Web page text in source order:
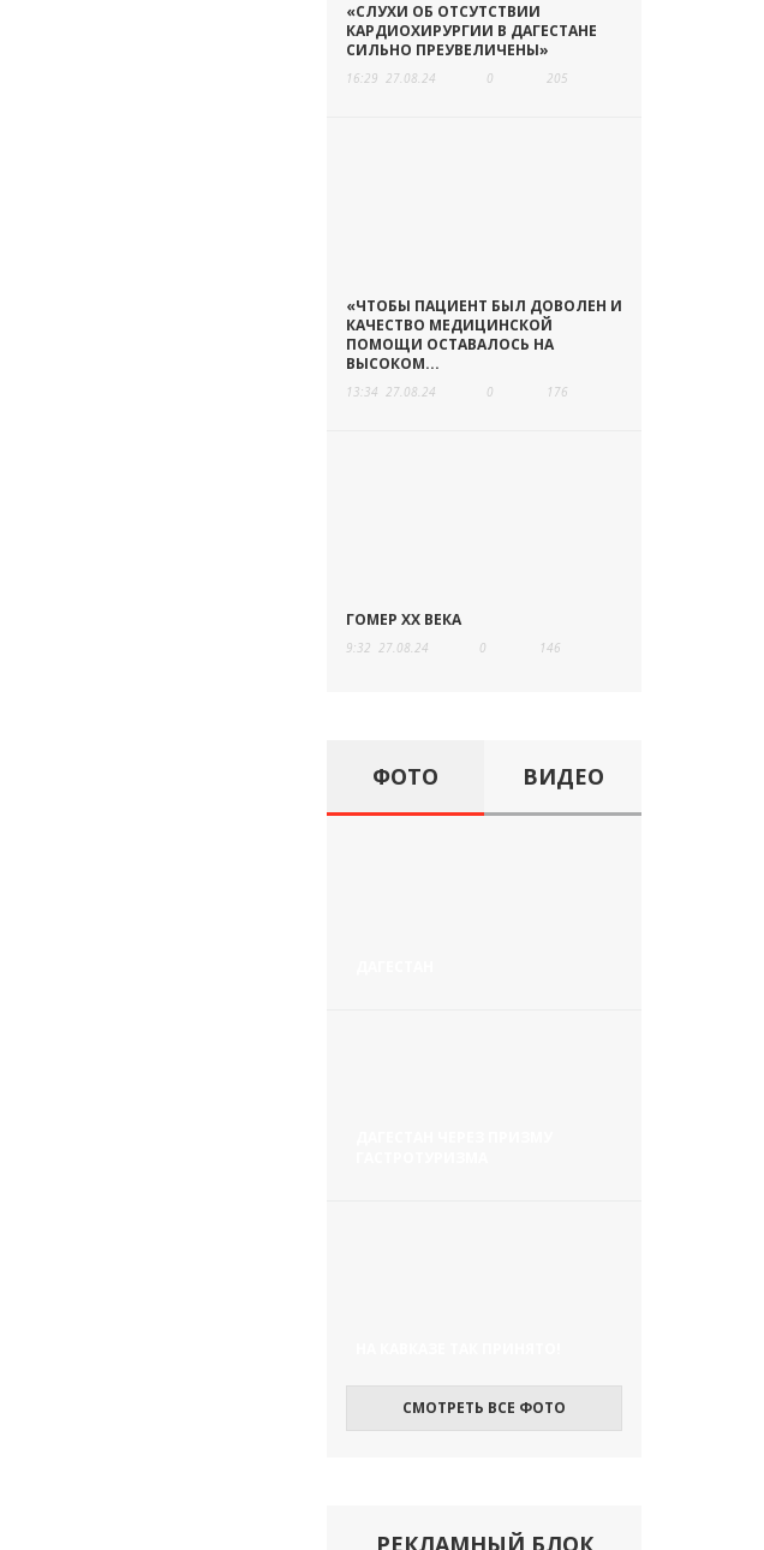
«СЛУХИ ОБ ОТСУТСТВИИ
КАРДИОХИРУРГИИ В ДАГЕСТАНЕ
СИЛЬНО ПРЕУВЕЛИЧЕНЫ»
16:29 27.08.24 0 205
«ЧТОБЫ ПАЦИЕНТ БЫЛ ДОВОЛЕН И
КАЧЕСТВО МЕДИЦИНСКОЙ
ПОМОЩИ ОСТАВАЛОСЬ НА
ВЫСОКОМ...
13:34 27.08.24 0 176
ГОМЕР ХХ ВЕКА
9:32 27.08.24 0 146
ФОТО ВИДЕО
СМОТРЕТЬ ВСЕ ФОТО
РЕКЛАМНЫЙ БЛОК